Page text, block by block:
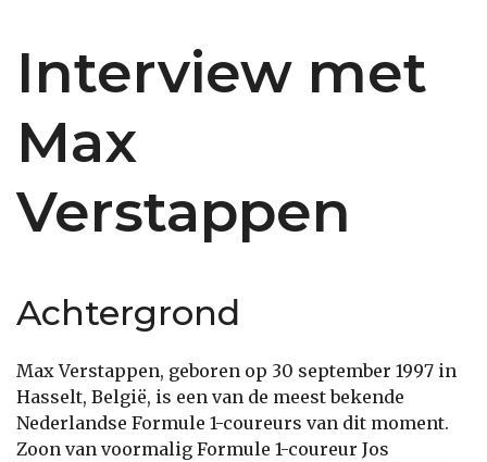
Interview met
Max
Verstappen
Achtergrond
Max Verstappen, geboren op 30 september 1997 in
Hasselt, België, is een van de meest bekende
Nederlandse Formule 1-coureurs van dit moment.
Zoon van voormalig Formule 1-coureur Jos